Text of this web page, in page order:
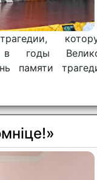
годы
памяти